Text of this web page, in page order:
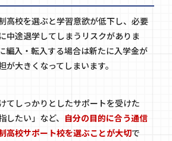
高校を選ぶと学習意欲が低下し、必要
中途退学してしまうリスクがありま
編入・転入する場合は新たに入学金が
大きくなってしまいます。
てしっかりとしたサポートを受けた
したい」など、 自分の目的に合う通信
高校サポート校を選ぶことが大切で